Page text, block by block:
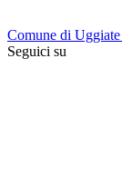
Comune di
Seguici su